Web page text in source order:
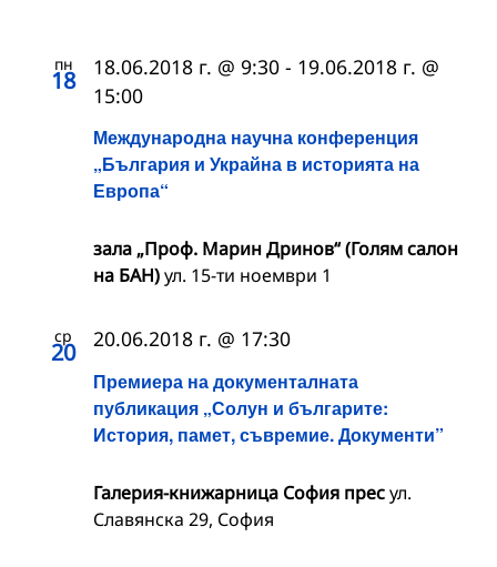
пн
18
Международна научна конференция
„България и Украйна в историята на
Европа“
18.06.2018 г. @ 9:30 - 19.06.2018 г. @
15:00
зала „Проф. Марин Дринов“ (Голям салон
на БАН)ул. 15-ти ноември 1
ср
20
Премиера на документалната
публикация „Солун и българите:
История, памет, съвремие. Документи”
20.06.2018 г. @ 17:30
Галерия-книжарница София пресул.
Славянска 29, София